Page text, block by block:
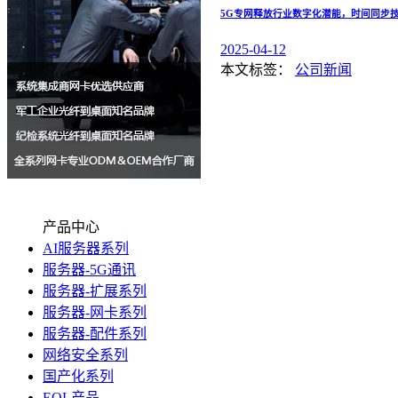
5G专网释放行业数字化潜能，时间同步
2025-04-12
本文标签：
公司新闻
产品中心
AI服务器系列
服务器-5G通讯
服务器-扩展系列
服务器-网卡系列
服务器-配件系列
网络安全系列
国产化系列